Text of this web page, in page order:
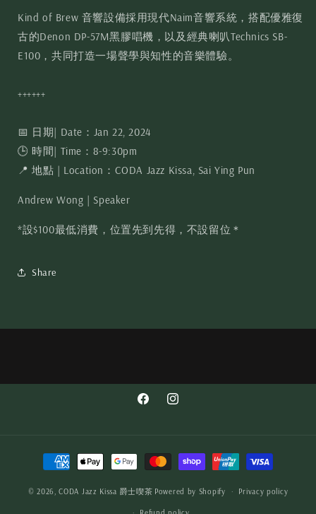
Kind of Brew 音響設備採用現代Naim音響系統，搭配優雅復
古的Denon DP-57M黑膠唱機，以及經典喇叭Technics SB-
E100，共同打造一場聲學與知性的音樂體驗。
++++++
📅 日期| Date：Jan 22, 2024
🕒 時間| Time：8-9:30pm
📍 地點 | Location：CODA Jazz Kissa, Sai Ying Pun
Andrew Wong | Speaker
*設$100最低消費，位置先到先得，不設留位＊
Share
© 2026,CODA Jazz Kissa 爵士喫茶 Powered by Shopify Privacy policy